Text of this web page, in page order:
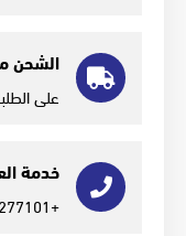
الشحن
على
خدمة
+966555277101